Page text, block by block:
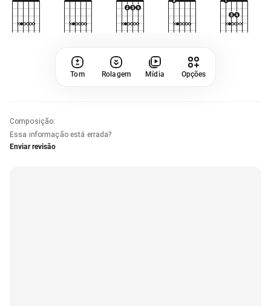
Tom Rolagem Mídia Opções
Composição:
Essa informação está errada?
Enviar revisão